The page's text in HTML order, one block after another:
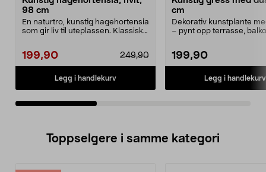
98 cm
En naturtro, kunstig hagehortensia
som gir liv til uteplassen. Klassisk
249,90
199,90
Legg i handlekurv
cm
Dekorativ kunstplante
– pynt opp terrasse,
199,90
Legg i handlekurv
Toppselgere i samme kategori